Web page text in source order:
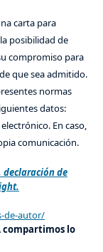
carta para
posibilidad de
compromiso para
que sea admitido.
normas
datos:
En caso,
comunicación.
de
de-autor/
compartimos lo